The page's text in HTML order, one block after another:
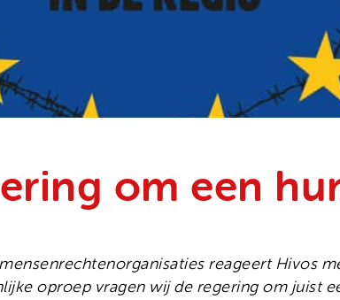
om een
reageert Hivos
oproep vragen wij de regering om juist